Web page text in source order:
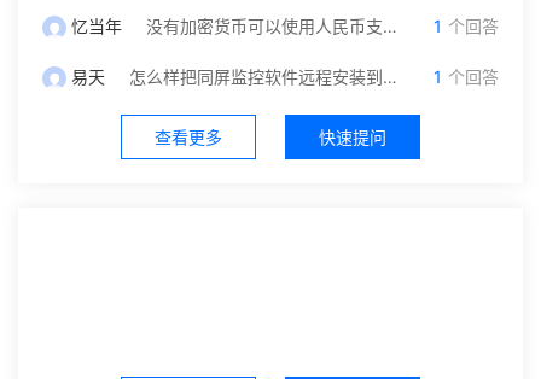
忆当年 没有加密货币可以使用人民币支付充值吗？ 1 个回答
易天 怎么样把同屏监控软件远程安装到对方手机？不被发现 1 个回答
查看更多 快速提问